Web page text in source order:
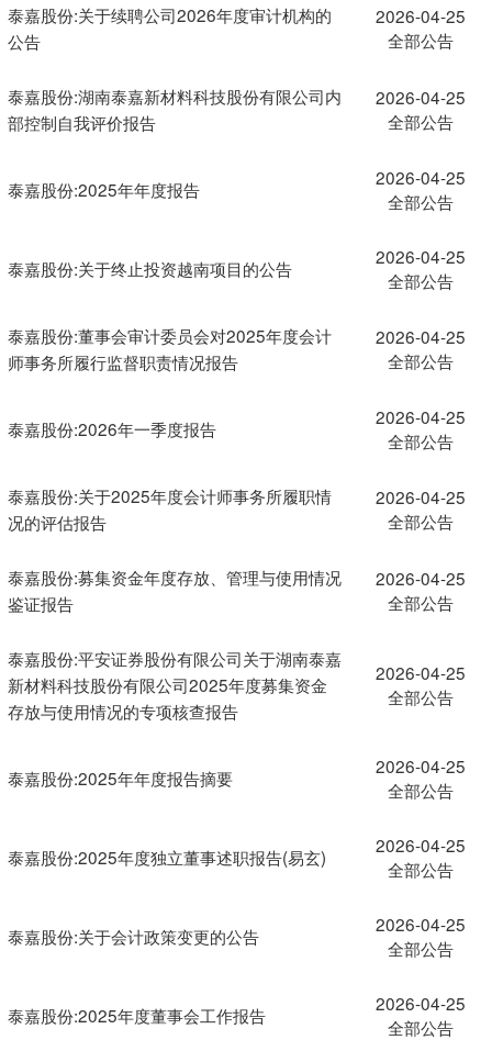
泰嘉股份:关于续聘公司2026年度审计机构的
公告
2026-04-25
全部公告
泰嘉股份:湖南泰嘉新材料科技股份有限公司内
部控制自我评价报告
2026-04-25
全部公告
泰嘉股份:2025年年度报告
2026-04-25
全部公告
泰嘉股份:关于终止投资越南项目的公告
2026-04-25
全部公告
泰嘉股份:董事会审计委员会对2025年度会计
师事务所履行监督职责情况报告
2026-04-25
全部公告
泰嘉股份:2026年一季度报告
2026-04-25
全部公告
泰嘉股份:关于2025年度会计师事务所履职情
况的评估报告
2026-04-25
全部公告
泰嘉股份:募集资金年度存放、管理与使用情况
鉴证报告
2026-04-25
全部公告
泰嘉股份:平安证券股份有限公司关于湖南泰嘉
新材料科技股份有限公司2025年度募集资金
存放与使用情况的专项核查报告
2026-04-25
全部公告
泰嘉股份:2025年年度报告摘要
2026-04-25
全部公告
泰嘉股份:2025年度独立董事述职报告(易玄)
2026-04-25
全部公告
泰嘉股份:关于会计政策变更的公告
2026-04-25
全部公告
泰嘉股份:2025年度董事会工作报告
2026-04-25
全部公告